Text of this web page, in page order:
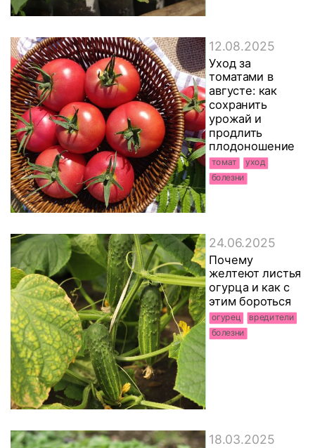
12.08.2025
Уход за
томатами в
августе: как
сохранить
урожай и
продлить
плодоношение
томат
уход
болезни
24.06.2025
Почему
желтеют листья
огурца и как с
этим бороться
огурец
вредители
болезни
18.03.2025